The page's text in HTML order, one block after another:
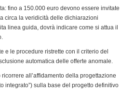
fino a 150.000 euro devono essere invitate
circa la veridicità delle dichiarazioni
linea guida, dovrà indicare come si attua il
e le procedure ristrette con il criterio del
automatica delle offerte anomale.
all’affidamento della progettazione
integrato”) sulla base del progetto definitivo